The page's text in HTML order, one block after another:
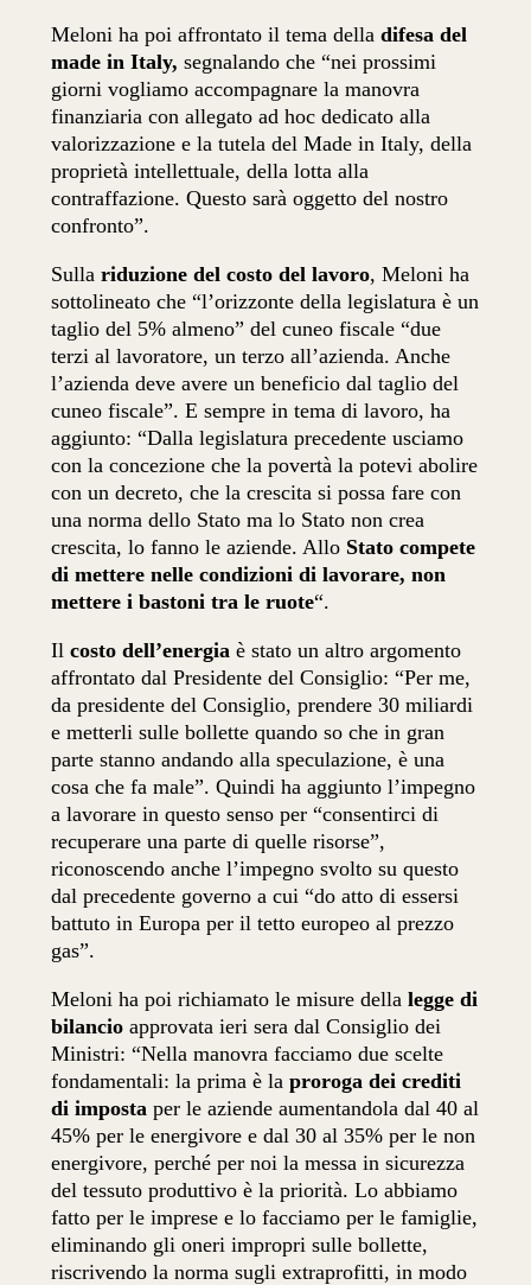
Meloni ha poi affrontato il tema delladifesa del
made in Italy, segnalando che “nei prossimi
giorni vogliamo accompagnare la manovra
finanziaria con allegato ad hoc dedicato alla
valorizzazione e la tutela del Made in Italy, della
proprietà intellettuale, della lotta alla
contraffazione. Questo sarà oggetto del nostro
confronto”.
Sulla riduzione del costo del lavoro, Meloni ha
sottolineato che “l’orizzonte della legislatura è un
taglio del 5% almeno” del cuneo fiscale “due
terzi al lavoratore, un terzo all’azienda. Anche
l’azienda deve avere un beneficio dal taglio del
cuneo fiscale”. E sempre in tema di lavoro, ha
aggiunto: “Dalla legislatura precedente usciamo
con la concezione che la povertà la potevi abolire
con un decreto, che la crescita si possa fare con
una norma dello Stato ma lo Stato non crea
crescita, lo fanno le aziende. Allo Stato compete
di mettere nelle condizioni di lavorare, non
mettere i bastoni tra le ruote“.
Il costo dell’energia è stato un altro argomento
affrontato dal Presidente del Consiglio: “Per me,
da presidente del Consiglio, prendere 30 miliardi
e metterli sulle bollette quando so che in gran
parte stanno andando alla speculazione, è una
cosa che fa male”. Quindi ha aggiunto l’impegno
a lavorare in questo senso per “consentirci di
recuperare una parte di quelle risorse”,
riconoscendo anche l’impegno svolto su questo
dal precedente governo a cui “do atto di essersi
battuto in Europa per il tetto europeo al prezzo
gas”.
Meloni ha poi richiamato le misure dellalegge di
bilancio approvata ieri sera dal Consiglio dei
Ministri: “Nella manovra facciamo due scelte
fondamentali: la prima è laproroga dei crediti
di imposta per le aziende aumentandola dal 40 al
45% per le energivore e dal 30 al 35% per le non
energivore, perché per noi la messa in sicurezza
del tessuto produttivo è la priorità. Lo abbiamo
fatto per le imprese e lo facciamo per le famiglie,
eliminando gli oneri impropri sulle bollette,
riscrivendo la norma sugli extraprofitti, in modo